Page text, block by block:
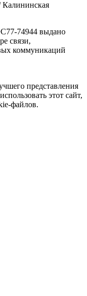
Калининская
74944 выдано
связи,
коммуникаций
представления
этот сайт,
файлов.